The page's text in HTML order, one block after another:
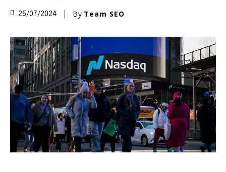
25/07/2024 By Team SEO